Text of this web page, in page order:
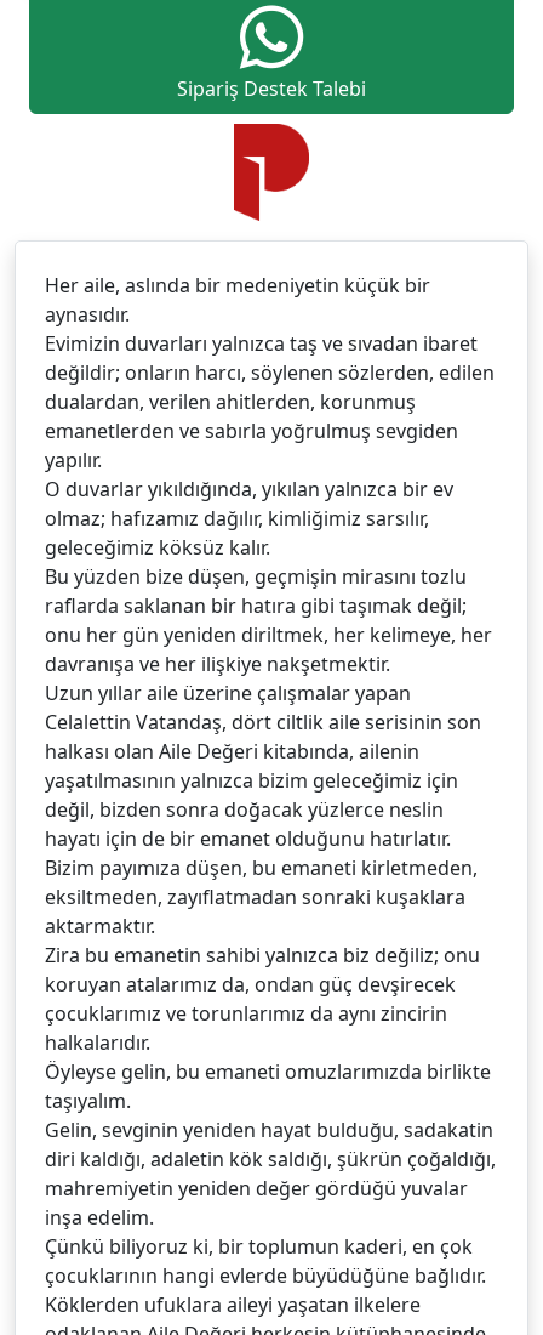
Sipariş Destek Talebi
Her aile, aslında bir medeniyetin küçük bir
aynasıdır.
Evimizin duvarları yalnızca taş ve sıvadan ibaret
değildir; onların harcı, söylenen sözlerden, edilen
dualardan, verilen ahitlerden, korunmuş
emanetlerden ve sabırla yoğrulmuş sevgiden
yapılır.
O duvarlar yıkıldığında, yıkılan yalnızca bir ev
olmaz; hafızamız dağılır, kimliğimiz sarsılır,
geleceğimiz köksüz kalır.
Bu yüzden bize düşen, geçmişin mirasını tozlu
raflarda saklanan bir hatıra gibi taşımak değil;
onu her gün yeniden diriltmek, her kelimeye, her
davranışa ve her ilişkiye nakşetmektir.
Uzun yıllar aile üzerine çalışmalar yapan
Celalettin Vatandaş, dört ciltlik aile serisinin son
halkası olan Aile Değeri kitabında, ailenin
yaşatılmasının yalnızca bizim geleceğimiz için
değil, bizden sonra doğacak yüzlerce neslin
hayatı için de bir emanet olduğunu hatırlatır.
Bizim payımıza düşen, bu emaneti kirletmeden,
eksiltmeden, zayıflatmadan sonraki kuşaklara
aktarmaktır.
Zira bu emanetin sahibi yalnızca biz değiliz; onu
koruyan atalarımız da, ondan güç devşirecek
çocuklarımız ve torunlarımız da aynı zincirin
halkalarıdır.
Öyleyse gelin, bu emaneti omuzlarımızda birlikte
taşıyalım.
Gelin, sevginin yeniden hayat bulduğu, sadakatin
diri kaldığı, adaletin kök saldığı, şükrün çoğaldığı,
mahremiyetin yeniden değer gördüğü yuvalar
inşa edelim.
Çünkü biliyoruz ki, bir toplumun kaderi, en çok
çocuklarının hangi evlerde büyüdüğüne bağlıdır.
Köklerden ufuklara aileyi yaşatan ilkelere